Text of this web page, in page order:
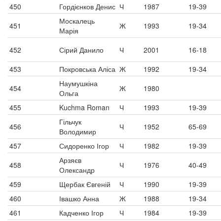
450
Гордієнков Денис Ч 1987
19-39
451
Москалець
Марія
Ж 1993 19-34
452 Сірий Данило Ч 2001
16-18
453
Покровська Аліса Ж 1992
19-34
454
Наумушкіна
Ольга
Ж
1980
455
Kuchma Roman Ч 1993
19-39
456
Гільчук
Володимир
Ч 1952
65-69
457
Сидоренко Ігор Ч 1982
19-39
458
Арзяєв
Олександр
Ч 1976
40-49
459
Щербак Євгеній Ч 1990
19-39
460
Івашко Анна Ж 1988
19-34
461
Кадченко Ігор Ч 1984
19-39